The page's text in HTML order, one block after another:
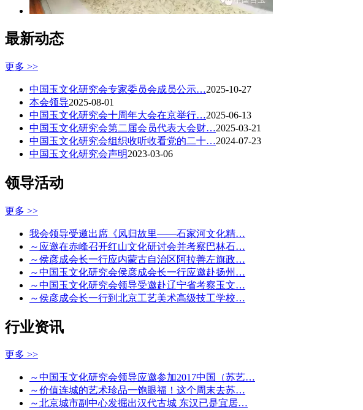
最新动态
更多 >>
中国玉文化研究会专家委员会成员公示…2025-10-27
本会领导2025-08-01
中国玉文化研究会十周年大会在京举行…2025-06-13
中国玉文化研究会第二届会员代表大会财…2025-03-21
中国玉文化研究会组织收听收看党的二十…2024-07-23
中国玉文化研究会声明2023-03-06
领导活动
更多 >>
我会领导受邀出席《凤归故里——石家河文化精…
～应邀在赤峰召开红山文化研讨会并考察巴林石…
～侯彦成会长一行应内蒙古自治区阿拉善左旗政…
～中国玉文化研究会侯彦成会长一行应邀赴扬州…
～中国玉文化研究会领导受邀赴辽宁省考察玉文…
～侯彦成会长一行到北京工艺美术高级技工学校…
行业资讯
更多 >>
～中国玉文化研究会领导应邀参加2017中国（苏艺…
～价值连城的艺术珍品一饱眼福！这个周末去苏…
～北京城市副中心发掘出汉代古城 东汉已是宜居…